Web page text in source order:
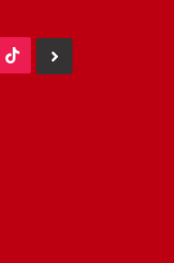
TikTok